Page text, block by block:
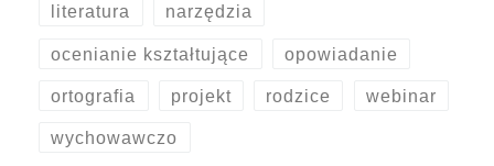
literatura narzędzia
ocenianie kształtujące opowiadanie
ortografia projekt rodzice webinar
wychowawczo